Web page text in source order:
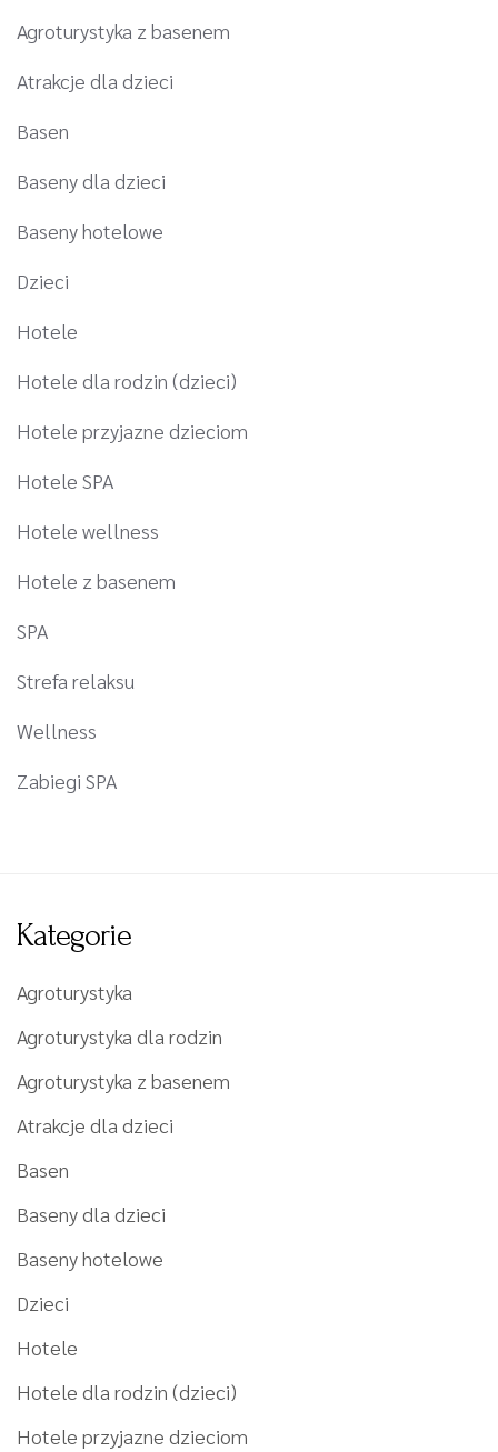
Agroturystyka z basenem
Atrakcje dla dzieci
Basen
Baseny dla dzieci
Baseny hotelowe
Dzieci
Hotele
Hotele dla rodzin (dzieci)
Hotele przyjazne dzieciom
Hotele SPA
Hotele wellness
Hotele z basenem
SPA
Strefa relaksu
Wellness
Zabiegi SPA
Kategorie
Agroturystyka
Agroturystyka dla rodzin
Agroturystyka z basenem
Atrakcje dla dzieci
Basen
Baseny dla dzieci
Baseny hotelowe
Dzieci
Hotele
Hotele dla rodzin (dzieci)
Hotele przyjazne dzieciom